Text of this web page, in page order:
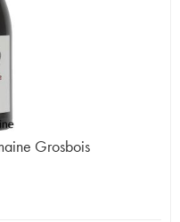
Grosbois